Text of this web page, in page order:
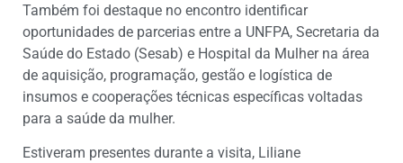
Também foi destaque no encontro identificar
oportunidades de parcerias entre a UNFPA, Secretaria da
Saúde do Estado (Sesab) e Hospital da Mulher na área
de aquisição, programação, gestão e logística de
insumos e cooperações técnicas específicas voltadas
para a saúde da mulher.
Estiveram presentes durante a visita, Liliane